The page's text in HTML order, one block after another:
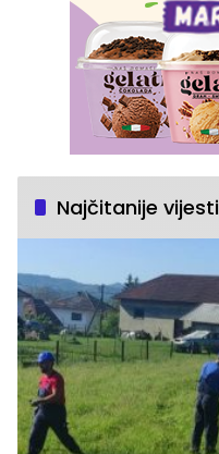
Najčitanije vijesti